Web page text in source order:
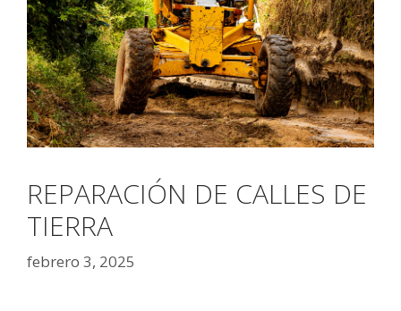
REPARACIÓN DE CALLES DE
TIERRA
febrero 3, 2025